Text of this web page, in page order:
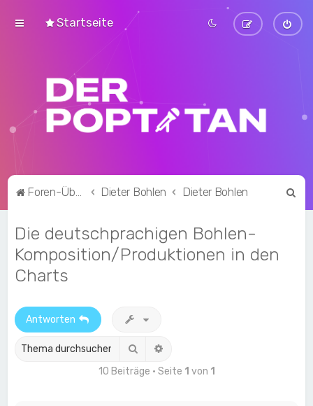
Startseite
Foren-Übersicht Dieter Bohlen Dieter Bohlen
Die deutschprachigen Bohlen-
Komposition/Produktionen in den
Charts
Antworten
Suche
10 Beiträge • Seite 1 von 1